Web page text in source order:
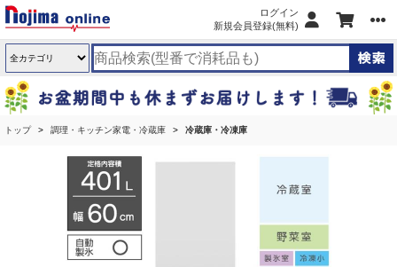
ログイン
新規会員登録(無料)
トップ 調理・キッチン家電・冷蔵庫 冷蔵庫・冷凍庫